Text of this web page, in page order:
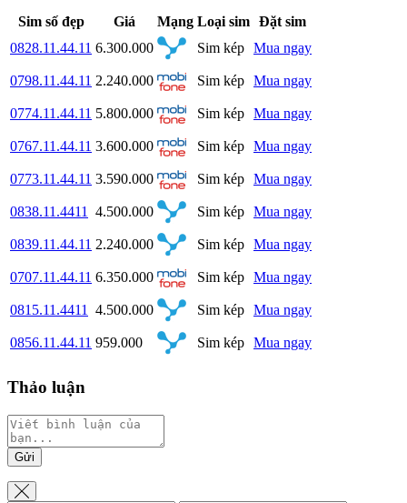
Sim số đẹp Giá Mạng Loại sim Đặt sim
0828.11.44.11 6.300.000 Sim kép Mua ngay
0798.11.44.11 2.240.000 Sim kép Mua ngay
0774.11.44.11 5.800.000 Sim kép Mua ngay
0767.11.44.11 3.600.000 Sim kép Mua ngay
0773.11.44.11 3.590.000 Sim kép Mua ngay
0838.11.4411 4.500.000 Sim kép Mua ngay
0839.11.44.11 2.240.000 Sim kép Mua ngay
0707.11.44.11 6.350.000 Sim kép Mua ngay
0815.11.4411 4.500.000 Sim kép Mua ngay
0856.11.44.11 959.000 Sim kép Mua ngay
Thảo luận
Gửi